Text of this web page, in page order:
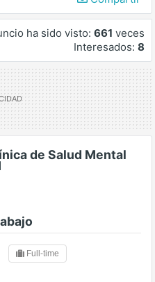
ha sido visto: 661 veces
Interesados: 8
de Salud Mental
Full-time